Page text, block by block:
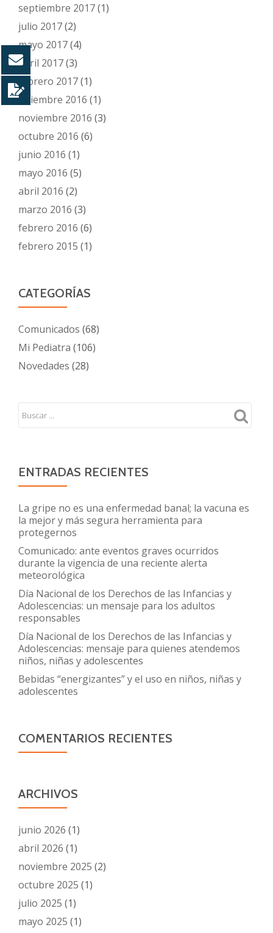
septiembre 2017(1)
julio 2017(2)
mayo 2017(4)
abril 2017(3)
febrero 2017(1)
diciembre 2016 (1)
noviembre 2016 (3)
octubre 2016 (6)
junio 2016 (1)
mayo 2016 (5)
abril 2016 (2)
marzo 2016 (3)
febrero 2016 (6)
febrero 2015 (1)
CATEGORÍAS
Comunicados (68)
Mi Pediatra (106)
Novedades (28)
ENTRADAS RECIENTES
La gripe no es una enfermedad banal; la vacuna es
la mejor y más segura herramienta para
protegernos
Comunicado: ante eventos graves ocurridos
durante la vigencia de una reciente alerta
meteorológica
Día Nacional de los Derechos de las Infancias y
Adolescencias: un mensaje para los adultos
responsables
Día Nacional de los Derechos de las Infancias y
Adolescencias: mensaje para quienes atendemos
niños, niñas y adolescentes
Bebidas “energizantes” y el uso en niños, niñas y
adolescentes
COMENTARIOS RECIENTES
ARCHIVOS
junio 2026 (1)
abril 2026 (1)
noviembre 2025 (2)
octubre 2025 (1)
julio 2025 (1)
mayo 2025 (1)